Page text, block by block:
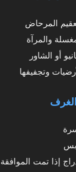
المرحاض
والمرآة
أو الشاور
وتجفيفها
إذا تمت الموافقة